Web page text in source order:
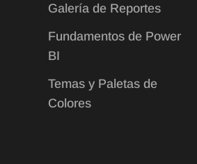
Galería de Reportes
Fundamentos de Power
BI
Temas y Paletas de
Colores